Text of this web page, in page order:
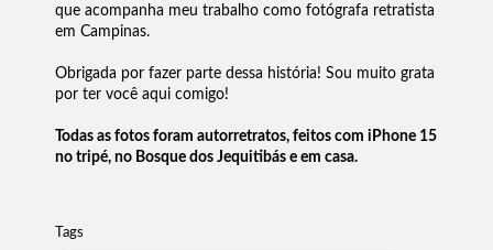
que acompanha meu trabalho como fotógrafa retratista
em Campinas.
Obrigada por fazer parte dessa história! Sou muito grata
por ter você aqui comigo!
Todas as fotos foram autorretratos, feitos com iPhone 15
no tripé, no Bosque dos Jequitibás e em casa.
Tags